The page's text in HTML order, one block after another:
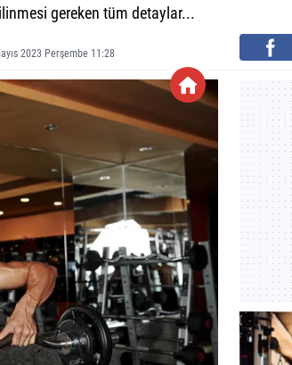
gereken tüm detaylar...
2023 Perşembe 11:28